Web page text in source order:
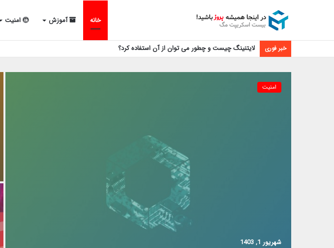
خانه آموزش امنیت
خبر فوری لایتنینگ چیست و چطور می توان از آن استفاده کرد؟
امنیت
شهریور 1, 1403